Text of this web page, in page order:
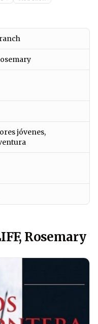
jóvenes,
Rosemary